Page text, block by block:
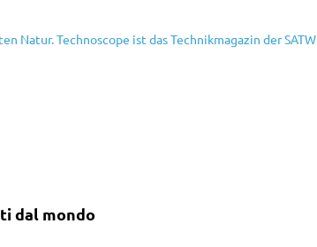
Natur. Technoscope ist das Technikmagazin der
dal mondo